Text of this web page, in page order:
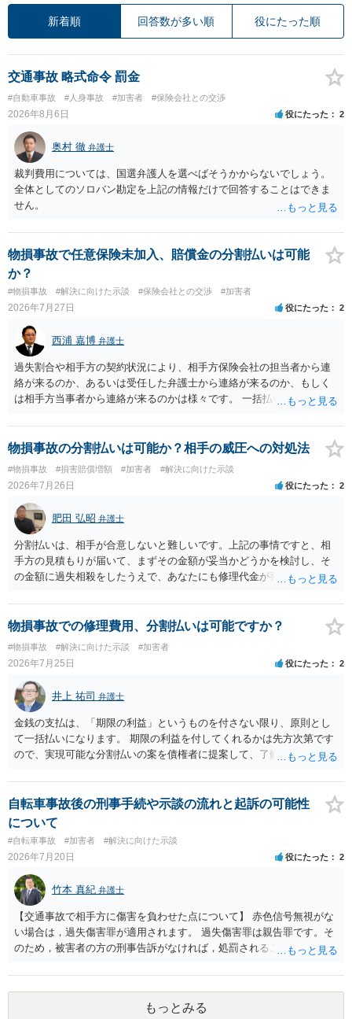
新着順 回答数が多い順 役にたった順
交通事故 略式命令 罰金
#自動車事故 #人身事故 #加害者 #保険会社との交渉
2026年8月6日 役にたった 2
奥村 徹 弁護士
裁判費用については、国選弁護人を選べばそうかからないでしょう。
全体としてのソロバン勘定を上記の情報だけで回答することはできま
せん。
物損事故で任意保険未加入、賠償金の分割払いは可能
か？
#物損事故 #解決に向けた示談 #保険会社との交渉 #加害者
2026年7月27日 役にたった 2
西浦 嘉博 弁護士
過失割合や相手方の契約状況により、相手方保険会社の担当者から連
絡が来るのか、あるいは受任した弁護士から連絡が来るのか、もしく
は相手方当事者から連絡が来るのかは様々です。 一括払いや分割払い
金の支払いにつき、分割払いに合意すれば、和解は可能です。 他方で
合意しなければ和解できないことになります。 今後の見通しを知る為
に、交渉の方向性につき、最寄りの法律事務所で相談だけでもされる
ことも検討ください。
物損事故の分割払いは可能か？相手の威圧への対処法
#物損事故 #損害賠償増額 #加害者 #解決に向けた示談
2026年7月26日 役にたった 2
肥田 弘昭 弁護士
分割払いは、相手が合意しないと難しいです。上記の事情ですと、相
手方の見積もりが届いて、まずその金額が妥当かどうかを検討し、そ
の金額に過失相殺をしたうえで、あなたにも修理代金が発生している
分割払いにしたいとの示談案を提案するのが良いかと思います。威圧
されるのであれば、斡旋、仲裁、民事調停を利用しては如何でしょう
物損事故での修理費用、分割払いは可能ですか？
#物損事故 #解決に向けた示談 #加害者
2026年7月25日 役にたった 2
井上 祐司 弁護士
金銭の支払は、「期限の利益」というものを付さない限り、原則とし
て一括払いになります。 期限の利益を付してくれるかは先方次第です
ので、実現可能な分割払いの案を債権者に提案して、了解してもらえ
自転車事故後の刑事手続や示談の流れと起訴の可能性
について
#自転車事故 #加害者 #解決に向けた示談
2026年7月20日 役にたった 2
竹本 真紀 弁護士
【交通事故で相手方に傷害を負わせた点について】 赤色信号無視がな
い場合は，過失傷害罪が適用されます。 過失傷害罪は親告罪です。そ
のため，被害者の方の刑事告訴がなければ，処罰されることはありま
あれば，示談が成立すれば告訴をすることはないと思います。 したが
いまして，被害者との示談を優先し，これにより告訴がない状態とす
れば，刑事処分を受けることはなくなります。 一方，赤色信号無視が
もっとみる